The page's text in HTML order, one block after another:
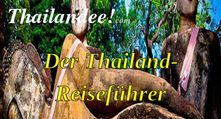
Thailandee!com
Der Thailand-
Reiseführer